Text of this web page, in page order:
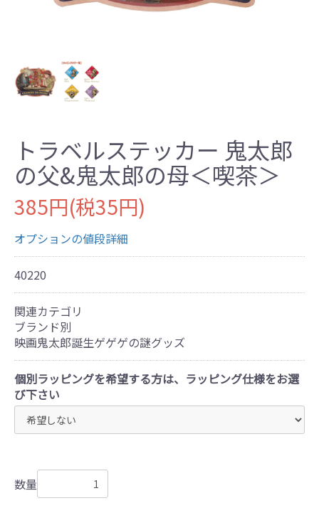
トラベルステッカー 鬼太郎
の父&鬼太郎の母＜喫茶＞
385円(税35円)
オプションの値段詳細
40220
関連カテゴリ
ブランド別
映画鬼太郎誕生ゲゲゲの謎グッズ
個別ラッピングを希望する方は、ラッピング仕様をお選
び下さい
数量